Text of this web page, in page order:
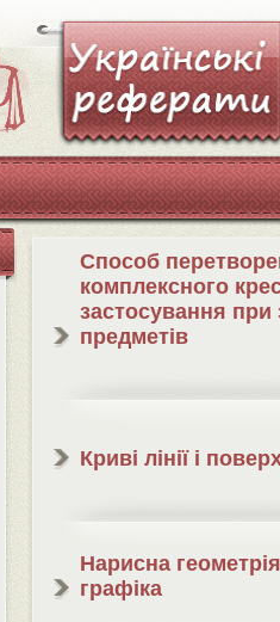
Cпособ
комплексного
застосування при
предметів
Криві лінії і
Нарисна
графіка